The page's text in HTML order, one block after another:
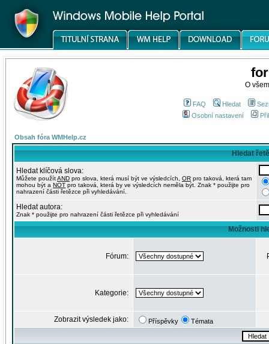
O
FAQ Hledat
Osobní nastavení
Obsah fóra WMHelp.cz
Hledat
Hledat klíčová slova:
Můžete použítAND pro slova, která musí být ve výsledcích, OR pro taková, která tam
mohou být a NOT pro taková, která by ve výsledcích neměla být. Znak * použijte pro
nahrazení části řetězce při vyhledávání.
Hledat autora:
Znak * použijte pro nahrazení části řetězce při vyhledávání
Možnosti
Fórum:
Kategorie:
Zobrazit výsledek jako: Příspěvky Témata